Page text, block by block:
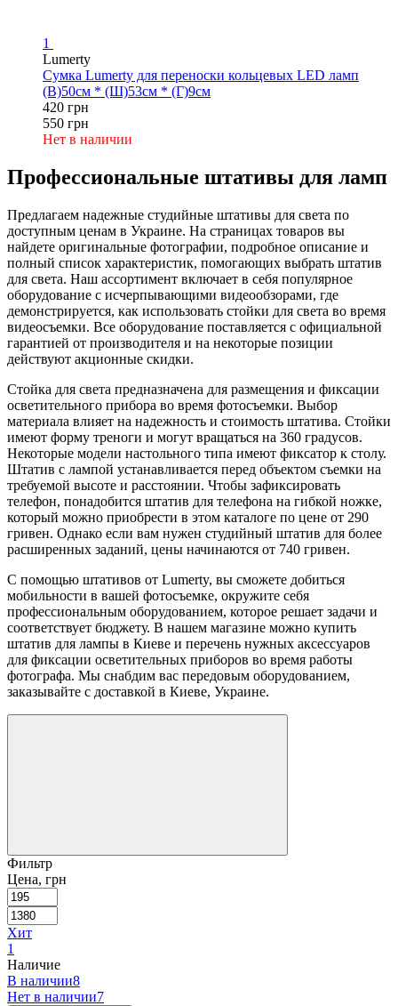
1
Lumerty
Сумка Lumerty для переноски кольцевых LED ламп
(В)50см * (Ш)53см * (Г)9см
420 грн
550 грн
Нет в наличии
Профессиональные штативы для ламп
Предлагаем надежные студийные штативы для света по
доступным ценам в Украине. На страницах товаров вы
найдете оригинальные фотографии, подробное описание и
полный список характеристик, помогающих выбрать штатив
для света. Наш ассортимент включает в себя популярное
оборудование с исчерпывающими видеообзорами, где
демонстрируется, как использовать стойки для света во время
видеосъемки. Все оборудование поставляется с официальной
гарантией от производителя и на некоторые позиции
действуют акционные скидки.
Стойка для света предназначена для размещения и фиксации
осветительного прибора во время фотосъемки. Выбор
материала влияет на надежность и стоимость штатива. Стойки
имеют форму треноги и могут вращаться на 360 градусов.
Некоторые модели настольного типа имеют фиксатор к столу.
Штатив с лампой устанавливается перед объектом съемки на
требуемой высоте и расстоянии. Чтобы зафиксировать
телефон, понадобится штатив для телефона на гибкой ножке,
который можно приобрести в этом каталоге по цене от 290
гривен. Однако если вам нужен студийный штатив для более
расширенных заданий, цены начинаются от 740 гривен.
С помощью штативов от Lumerty, вы сможете добиться
мобильности в вашей фотосъемке, окружите себя
профессиональным оборудованием, которое решает задачи и
соответствует бюджету. В нашем магазине можно купить
штатив для лампы в Киеве и перечень нужных аксессуаров
для фиксации осветительных приборов во время работы
фотографа. Мы снабдим вас передовым оборудованием,
заказывайте с доставкой в Киеве, Украине.
Фильтр
Цена, грн
Хит
1
Наличие
В наличии8
Нет в наличии7